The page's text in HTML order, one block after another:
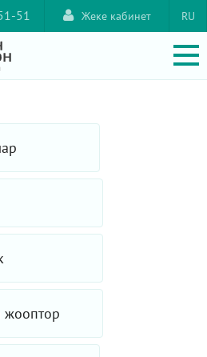
51 RU
Жеке кабинет
жооптор